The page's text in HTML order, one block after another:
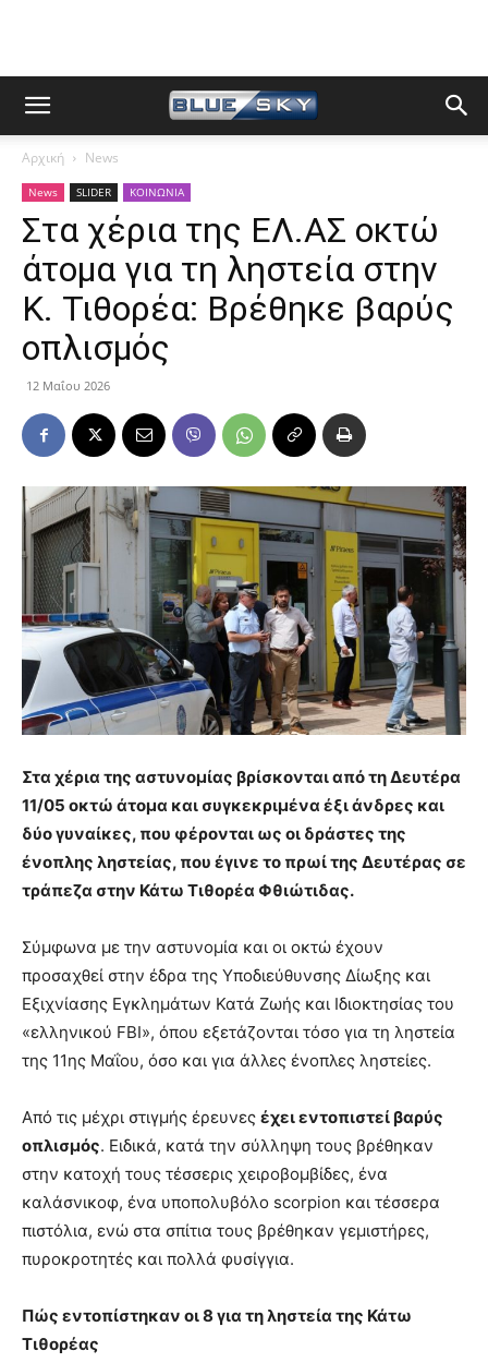
Αρχική News
News SLIDER ΚΟΙΝΩΝΙΑ
Στα χέρια της ΕΛ.ΑΣ οκτώ
άτομα για τη ληστεία στην
Κ. Τιθορέα: Βρέθηκε βαρύς
οπλισμός
12 Μαΐου 2026
Στα χέρια της αστυνομίας βρίσκονται από τη Δευτέρα
11/05 οκτώ άτομα και συγκεκριμένα έξι άνδρες και
δύο γυναίκες, που φέρονται ως οι δράστες της
ένοπλης ληστείας, που έγινε το πρωί της Δευτέρας σε
τράπεζα στην Κάτω Τιθορέα Φθιώτιδας.
Σύμφωνα με την αστυνομία και οι οκτώ έχουν
προσαχθεί στην έδρα της Υποδιεύθυνσης Δίωξης και
Εξιχνίασης Εγκλημάτων Κατά Ζωής και Ιδιοκτησίας του
«ελληνικού FBI», όπου εξετάζονται τόσο για τη ληστεία
της 11ης Μαΐου, όσο και για άλλες ένοπλες ληστείες.
Από τις μέχρι στιγμής έρευνες έχει εντοπιστεί βαρύς
οπλισμός. Ειδικά, κατά την σύλληψη τους βρέθηκαν
στην κατοχή τους τέσσερις χειροβομβίδες, ένα
καλάσνικοφ, ένα υποπολυβόλο scorpion και τέσσερα
πιστόλια, ενώ στα σπίτια τους βρέθηκαν γεμιστήρες,
πυροκροτητές και πολλά φυσίγγια.
Πώς εντοπίστηκαν οι 8 για τη ληστεία της Κάτω
Τιθορέας